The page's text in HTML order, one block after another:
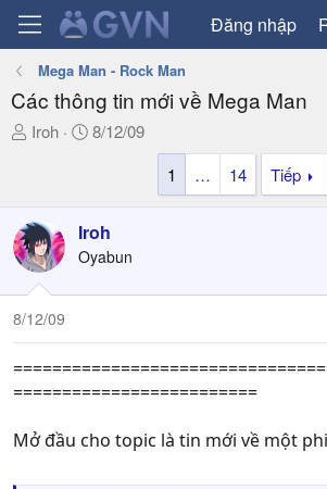
Đăng nhập
Mega Man - Rock Man
Các thông tin mới về Mega Man
T
a
d
s
t
a
Iroh
N
ử
i
8/12/09
1
… 14 Tiếp
Iroh
Oyabun
8/12/09
=========================
Mở đầu cho topic là tin mới về một